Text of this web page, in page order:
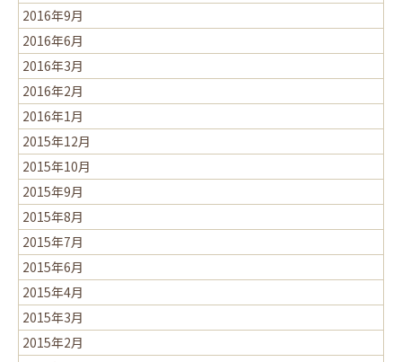
2016年9月
2016年6月
2016年3月
2016年2月
2016年1月
2015年12月
2015年10月
2015年9月
2015年8月
2015年7月
2015年6月
2015年4月
2015年3月
2015年2月